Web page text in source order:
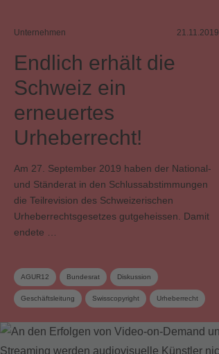
Unternehmen 21.11.2019
Endlich erhält die
Schweiz ein
erneuertes
Urheberrecht!
Am 27. September 2019 haben der National-
und Ständerat in den Schlussabstimmungen
die Teilrevision des Schweizerischen
Urheberrechtsgesetzes gutgeheissen. Damit
endete …
AGUR12 Bundesrat Diskussion
Geschäftsleitung Swisscopyright Urheberrecht